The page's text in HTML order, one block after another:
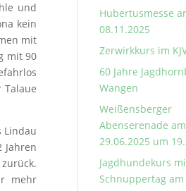
und
kein
mit
mit 90
Lindau
mehr
Hubertusmesse
08.11.2025
Zerwirkkurs im
60 Jahre
Wangen
Weißensberger
Abenserenade am
29.06.2025 um
Jagdhundekurs
Schnuppertag am